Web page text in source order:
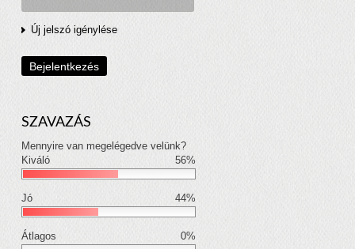
Új jelszó igénylése
SZAVAZÁS
Mennyire van megelégedve velünk?
56%
Kiváló
44%
Jó
0%
Átlagos